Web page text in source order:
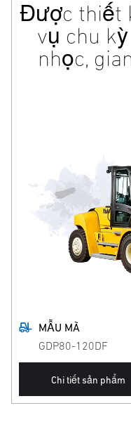
Được thiết
vụ chu
nhọc,
MẪU MÃ
GDP80-120DF
Chi tiết sản phẩm